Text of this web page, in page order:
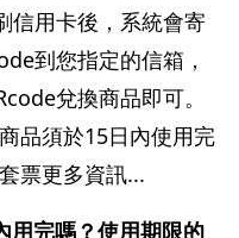
信用卡後，系統會寄
到您指定的信箱，
兌換商品即可。
品須於15日內使用完
票更多資訊...
用完嗎？使用期限的